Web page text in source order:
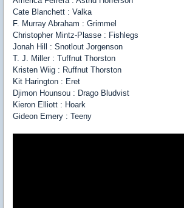
Cate Blanchett : Valka
F. Murray Abraham : Grimmel
Christopher Mintz-Plasse : Fishlegs
Jonah Hill : Snotlout Jorgenson
T. J. Miller : Tuffnut Thorston
Kristen Wiig : Ruffnut Thorston
Kit Harington : Eret
Djimon Hounsou : Drago Bludvist
Kieron Elliott : Hoark
Gideon Emery : Teeny